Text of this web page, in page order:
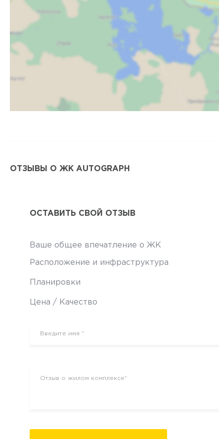
ОТЗЫВЫ О ЖК AUTOGRAPH
ОСТАВИТЬ СВОЙ ОТЗЫВ
Ваше общее впечатление о ЖК
Расположение и инфраструктура
Планировки
Цена / Качество